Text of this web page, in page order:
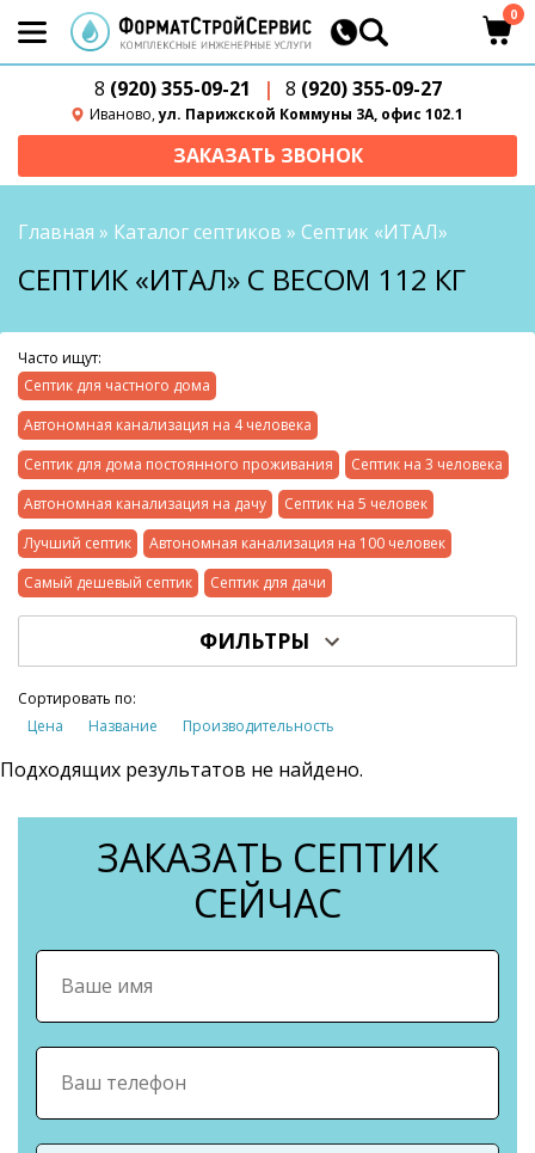
8 (920) 355-09-21 | 8 (920) 355-09-27
Иваново,ул. Парижской Коммуны 3А, офис 102.1
0
ЗАКАЗАТЬ ЗВОНОК
Главная » Каталог септиков » Септик «ИТАЛ»
СЕПТИК «ИТАЛ» С ВЕСОМ 112 КГ
Часто ищут:
Септик для частного дома
Автономная канализация на 4 человека
Септик для дома постоянного проживания
Септик на 3 человека
Автономная канализация на дачу
Септик на 5 человек
Лучший септик
Автономная канализация на 100 человек
Самый дешевый септик
Септик для дачи
ФИЛЬТРЫ
Сортировать по:
Цена
Название Производительность
Подходящих результатов не найдено.
ЗАКАЗАТЬ СЕПТИК
СЕЙЧАС